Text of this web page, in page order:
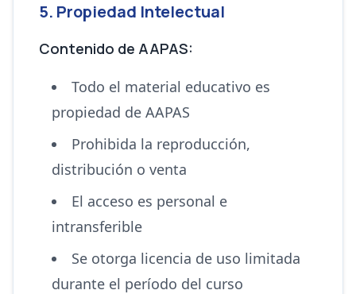
5. Propiedad Intelectual
Contenido de AAPAS:
Todo el material educativo es
propiedad de AAPAS
Prohibida la reproducción,
distribución o venta
El acceso es personal e
intransferible
Se otorga licencia de uso limitada
durante el período del curso